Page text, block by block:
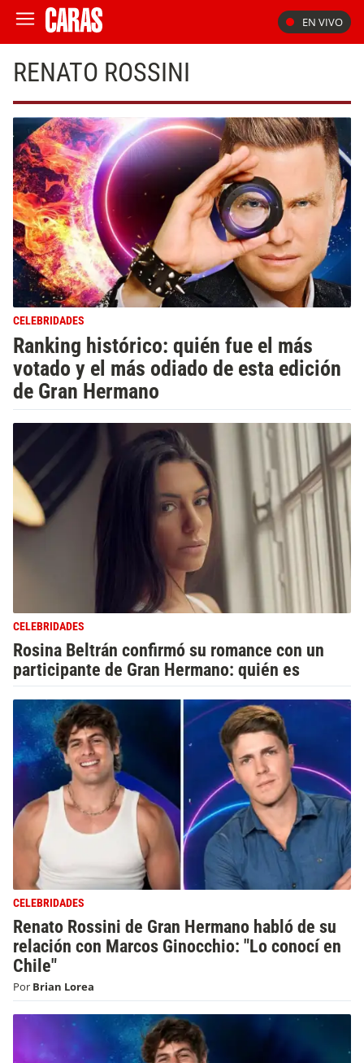
EN VIVO
RENATO ROSSINI
CELEBRIDADES
Ranking histórico: quién fue el más
votado y el más odiado de esta edición
de Gran Hermano
CELEBRIDADES
Rosina Beltrán confirmó su romance con un
participante de Gran Hermano: quién es
CELEBRIDADES
Renato Rossini de Gran Hermano habló de su
relación con Marcos Ginocchio: "Lo conocí en
Chile"
Por Brian Lorea